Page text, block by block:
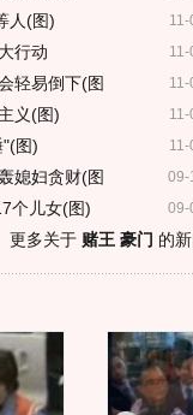
人(图)
行动
轻易倒下(图
义(图)
图)
09-
媳妇贪财(图
09-
个儿女(图)
更多关于 赌王 豪门 的